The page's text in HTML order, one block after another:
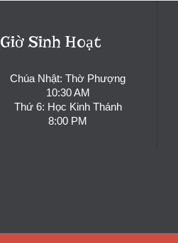
Giờ Sinh Hoạt
Chúa Nhật: Thờ Phượng
10:30 AM
Thứ 6: Học Kinh Thánh
8:00 PM